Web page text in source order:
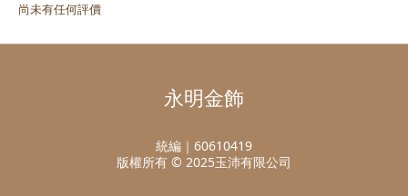
尚未有任何評價
永明金飾
統編｜60610419
版權所有 © 2025玉沛有限公司